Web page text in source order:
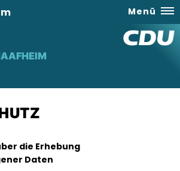
Menü
die Erhebung
Daten